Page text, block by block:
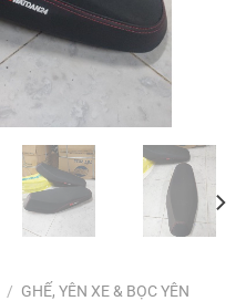
/ GHẾ, YÊN XE & BỌC YÊN